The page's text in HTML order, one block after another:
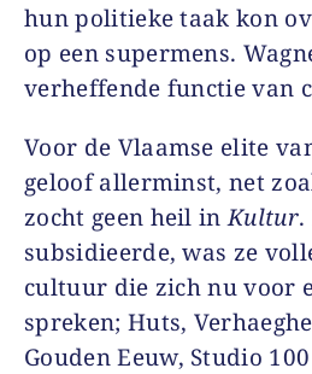
hun politieke taak kon
op een supermens.
verheffende functie van
Voor de Vlaamse elite
geloof allerminst, net
zocht geen heil inKultur
subsidieerde, was ze
cultuur die zich nu voor
spreken; Huts,
Gouden Eeuw, Studio